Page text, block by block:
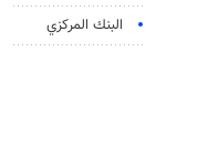
البنك المركزي